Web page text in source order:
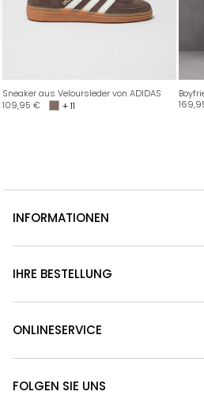
Sneaker aus Veloursleder von ADIDAS
109,95 € + 11
INFORMATIONEN
IHRE BESTELLUNG
ONLINESERVICE
FOLGEN SIE UNS